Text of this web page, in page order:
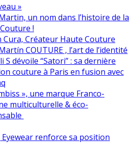
»
un nom dans l’histoire de la
!
Cura, Créateur Haute Couture
COUTURE , l’art de l’identité
S dévoile “Satori” : sa dernière
couture à Paris en fusion avec
», une marque Franco-
multiculturelle & éco-
renforce sa position